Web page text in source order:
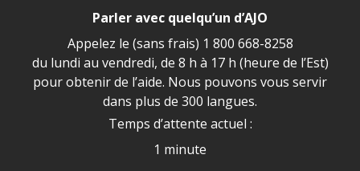
Parler avec quelqu’un d’AJO
Appelez le (sans frais) 1 800 668-8258
du lundi au vendredi, de 8 h à 17 h (heure de l’Est)
pour obtenir de l’aide. Nous pouvons vous servir
dans plus de 300 langues.
Temps d’attente actuel :
1 minute